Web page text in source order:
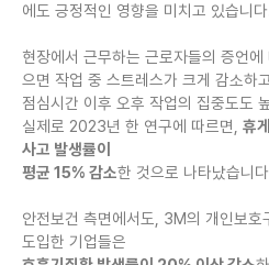
에도 긍정적인 영향을 미치고 있습니
현장에서 근무하는 근로자들의 증언
으면 작업 중 스트레스가 크게 감소하
점심시간 이후 오후 작업의 집중도도
실제로 2023년 한 연구에 따르면, 휴
사고 발생률이
평균 15% 감소한 것으로 나타났습니
안전보건 측면에서도, 3M의 개인보호
도입한 기업들은